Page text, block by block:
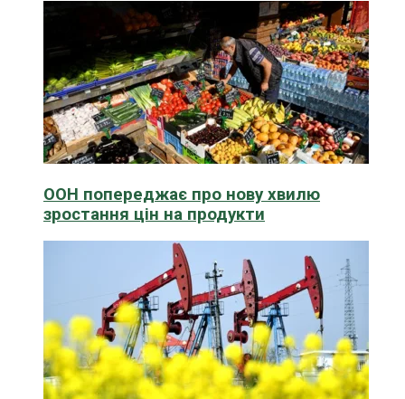
ООН попереджає про нову хвилю
зростання цін на продукти